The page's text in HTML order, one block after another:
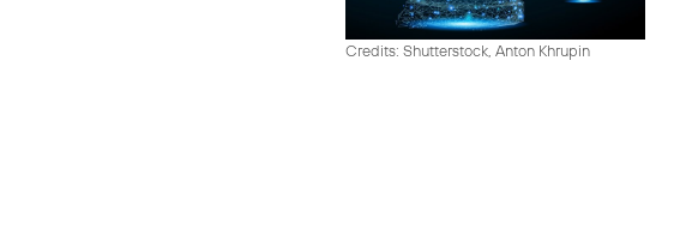
Credits: Shutterstock, Anton Khrupin